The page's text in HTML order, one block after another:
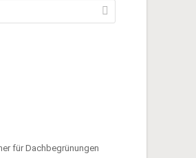
für Dachbegrünungen